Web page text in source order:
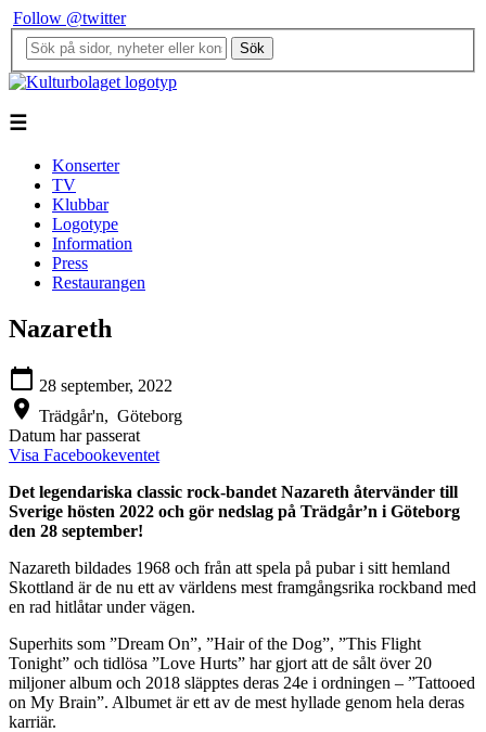
Follow @twitter
Sök
☰
Konserter
TV
Klubbar
Logotype
Information
Press
Restaurangen
Nazareth
calendar_today 28 september, 2022
location_on Trädgår'n, Göteborg
Datum har passerat
Visa Facebookeventet
Det legendariska classic rock-bandet Nazareth återvänder till
Sverige hösten 2022 och gör nedslag på Trädgår’n i Göteborg
den 28 september!
Nazareth bildades 1968 och från att spela på pubar i sitt hemland
Skottland är de nu ett av världens mest framgångsrika rockband med
en rad hitlåtar under vägen.
Superhits som ”Dream On”, ”Hair of the Dog”, ”This Flight
Tonight” och tidlösa ”Love Hurts” har gjort att de sålt över 20
miljoner album och 2018 släpptes deras 24e i ordningen – ”Tattooed
on My Brain”. Albumet är ett av de mest hyllade genom hela deras
karriär.